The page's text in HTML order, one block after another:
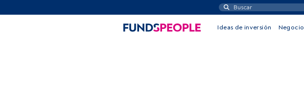
Ideas de inversión Negocio